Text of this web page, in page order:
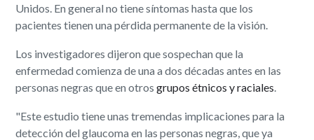
Unidos. En general no tiene síntomas hasta que los
pacientes tienen una pérdida permanente de la visión.
Los investigadores dijeron que sospechan que la
enfermedad comienza de una a dos décadas antes en las
personas negras que en otrosgrupos étnicos y raciales
"Este estudio tiene unas tremendas implicaciones para la
detección del glaucoma en las personas negras, que ya